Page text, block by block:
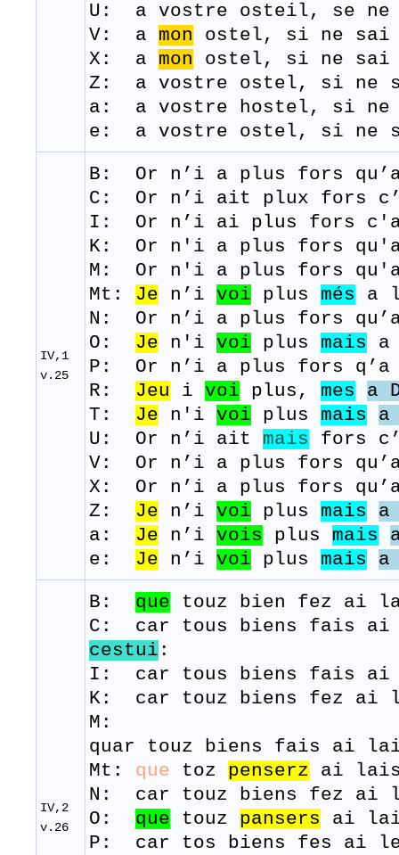
U: a vostre osteil, se ne
V: a mon ostel, si ne sai
X: a mon ostel, si ne sai
Z: a vostre ostel, si ne
a: a vostre hostel, si
e: a vostre ostel, si ne
IV,1
v.25
B: Or n’i a plus fors
C: Or n’i ait plux fors
I: Or n’i ai plus fors
K: Or n'i a plus fors qu'a
M: Or n'i a plus fors
Mt: Je n’i voi plus més a
N: Or n’i a plus fors
O: Je n'i voi plus mais a
P: Or n’i a plus fors q’a
R: Jeu i voi plus, mes
a
T: Je n'i voi plus mais
a
U: Or n’i ait mais fors
V: Or n’i a plus fors
​X: Or n’i a plus fors
Z: Je n’i voi plus mais
a
a: Je n’i vois plus mais
e: Je n’i voi plus mais a
IV,2
v.26
B: que touz bien fez ai
C: car tous biens fais ai
cestui :
I: car tous biens fais
K: car touz biens fez ai
M:
quar touz biens fais ai
Mt: que toz penserz ai
N: car touz biens fez ai
O: que touz pansers ai
P: car tos biens fes ai